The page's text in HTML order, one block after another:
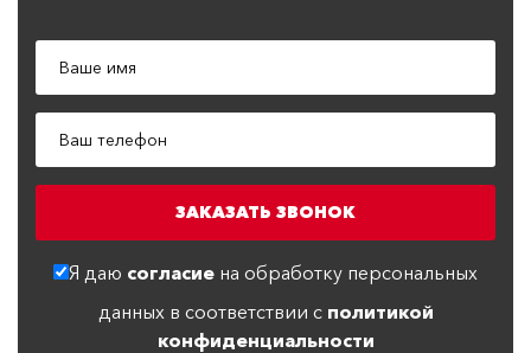
Я даю согласие на обработку персональных
данных в соответствии с политикой
конфиденциальности